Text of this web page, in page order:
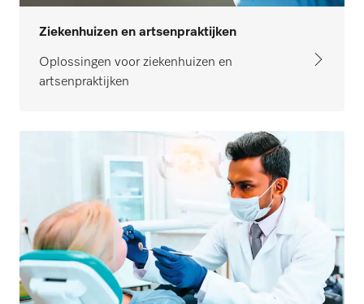
Ziekenhuizen en artsenpraktijken
Oplossingen voor ziekenhuizen en
artsenpraktijken